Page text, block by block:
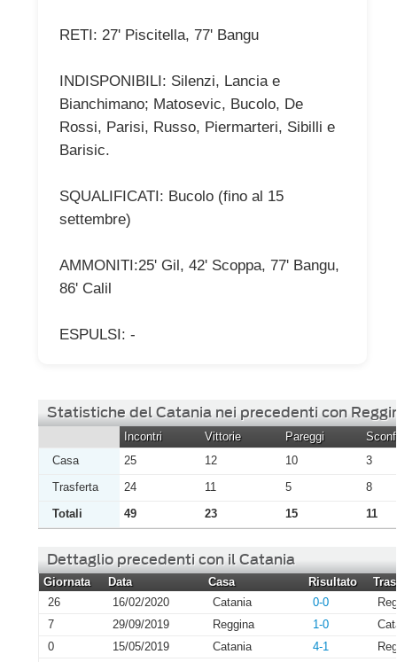
RETI: 27' Piscitella, 77' Bangu
INDISPONIBILI: Silenzi, Lancia e
Bianchimano; Matosevic, Bucolo, De
Rossi, Parisi, Russo, Piermarteri, Sibilli e
Barisic.
SQUALIFICATI: Bucolo (fino al 15
settembre)
AMMONITI:25' Gil, 42' Scoppa, 77' Bangu,
86' Calil
ESPULSI: -
Statistiche del Catania nei precedenti con
Incontri Vittorie Pareggi
Casa
25 12 10
3
Trasferta
24 11 5
8
Totali
49 23 15 11
Dettaglio precedenti con il Catania
Giornata Data Casa Risultato
26
16/02/2020 Catania 0-0
7
29/09/2019 Reggina 1-0
0
15/05/2019 Catania 4-1